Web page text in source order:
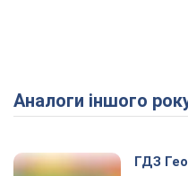
Аналоги іншого
ГДЗ